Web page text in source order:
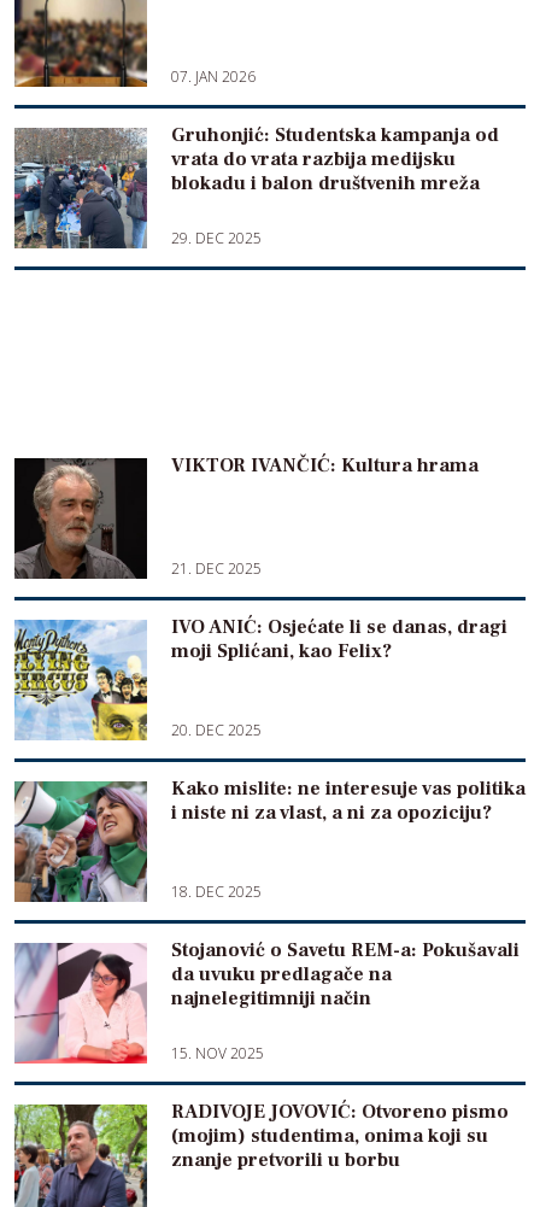
07. JAN 2026
Gruhonjić: Studentska kampanja od
vrata do vrata razbija medijsku
blokadu i balon društvenih mreža
29. DEC 2025
VIKTOR IVANČIĆ: Kultura hrama
21. DEC 2025
IVO ANIĆ: Osjećate li se danas, dragi
moji Splićani, kao Felix?
20. DEC 2025
Kako mislite: ne interesuje vas politika
i niste ni za vlast, a ni za opoziciju?
18. DEC 2025
Stojanović o Savetu REM-a: Pokušavali
da uvuku predlagače na
najnelegitimniji način
15. NOV 2025
RADIVOJE JOVOVIĆ: Otvoreno pismo
(mojim) studentima, onima koji su
znanje pretvorili u borbu